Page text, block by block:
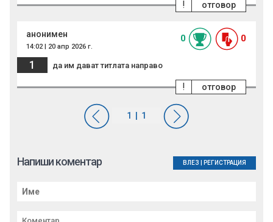
отговор
!
анонимен
14:02 | 20 апр 2026 г.
0 0
1 да им дават титлата направо
отговор
!
Напиши коментар ВЛЕЗ РЕГИСТРАЦИЯ